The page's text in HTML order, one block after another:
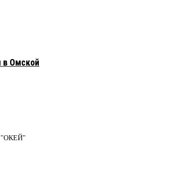
в Омской
"ОКЕЙ"